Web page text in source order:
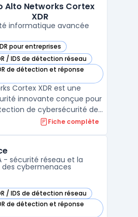
Alto Networks Cortex
XDR
informatique avancée
pour entreprises
Cortex XDR dans cette catégorie
/ IDS de détection réseau
Cortex XDR dans cette catégorie
de détection et réponse
Cortex XDR dans cette catégorie
Cortex XDR est une
innovante conçue pour
de cybersécurité de
à l'échelle de
des menaces
avancées, l'investigation de la ...
Fiche complète
- sécurité réseau et la
cybermenaces
/ IDS de détection réseau
dans cette catégorie
de détection et réponse
cette catégorie